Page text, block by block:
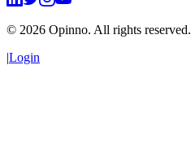
© 2026 Opinno. All rights reserved.
|Login